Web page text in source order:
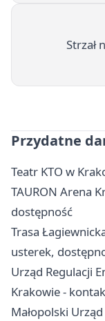
Strzał
Przydatne
Teatr KTO w
TAURON Arena
dostępność
Trasa
usterek,
Urząd Regulacji
Krakowie -
Małopolski